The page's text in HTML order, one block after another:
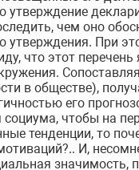
утверждение
чем оно
утверждения. При
что этот
в обществе),
его
социума, чтобы на
тенденции, то
И,
значимость,